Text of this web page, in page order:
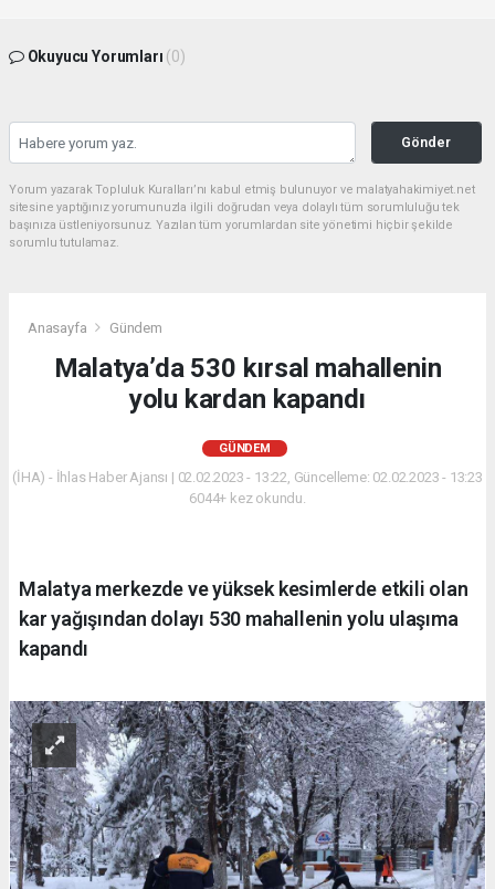
Okuyucu Yorumları (0)
Gönder
Yorum yazarak Topluluk Kuralları’nı kabul etmiş bulunuyor ve malatyahakimiyet.net
sitesine yaptığınız yorumunuzla ilgili doğrudan veya dolaylı tüm sorumluluğu tek
başınıza üstleniyorsunuz. Yazılan tüm yorumlardan site yönetimi hiçbir şekilde
sorumlu tutulamaz.
Anasayfa Gündem
Malatya’da 530 kırsal mahallenin
yolu kardan kapandı
GÜNDEM
(İHA) - İhlas Haber Ajansı | 02.02.2023 - 13:22, Güncelleme: 02.02.2023 - 13:23
6044+ kez okundu.
Malatya merkezde ve yüksek kesimlerde etkili olan
kar yağışından dolayı 530 mahallenin yolu ulaşıma
kapandı